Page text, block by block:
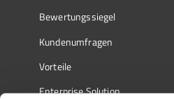
Bewertungssiegel
Kundenumfragen
Vorteile
Enterprise Solution